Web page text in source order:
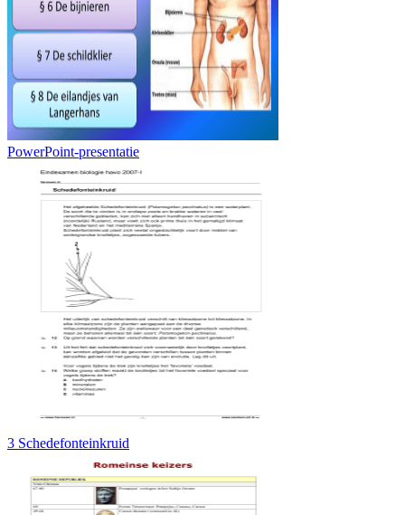
PowerPoint-presentatie
3 Schedefonteinkruid